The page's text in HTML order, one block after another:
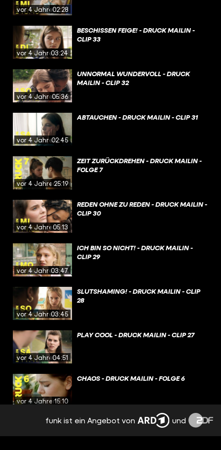
vor 4 Jahren02:28
vor 4 Jahren03:24
BESCHISSEN FEIGE! - DRUCK MAILIN -
CLIP 33
vor 4 Jahren05:36
UNNORMAL WUNDERVOLL - DRUCK
MAILIN - CLIP 32
vor 4 Jahren02:45
ABTAUCHEN - DRUCK MAILIN - CLIP 31
vor 4 Jahren25:19
ZEIT ZURÜCKDREHEN - DRUCK MAILIN -
FOLGE 7
vor 4 Jahren05:13
REDEN OHNE ZU REDEN - DRUCK MAILIN -
CLIP 30
vor 4 Jahren03:47
ICH BIN SO NICHT! - DRUCK MAILIN -
CLIP 29
vor 4 Jahren03:45
SLUTSHAMING! - DRUCK MAILIN - CLIP
28
vor 4 Jahren04:51
PLAY COOL - DRUCK MAILIN - CLIP 27
vor 4 Jahren15:10
CHAOS - DRUCK MAILIN - FOLGE 6
SCHULVERWEIS?! - DRUCK MAILIN - CLIP
funk ist ein Angebot von und